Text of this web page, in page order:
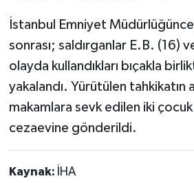
İstanbul Emniyet Müdürlüğünce
sonrası; saldırganlar E.B. (16)
olayda kullandıkları bıçakla
yakalandı. Yürütülen tahkikatın
makamlara sevk edilen iki
cezaevine gönderildi.
Kaynak: İHA